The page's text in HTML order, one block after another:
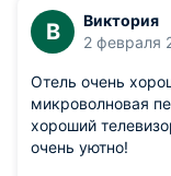
В
Виктория
2 февраля
Отель очень
микроволновая
хороший
очень уютно!